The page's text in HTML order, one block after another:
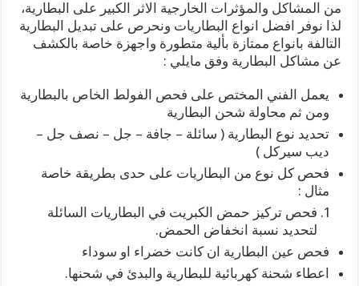
من المشاكل والمؤثرات الخارجية الاثر الكبير على البطارية،
لذا نوفر افضل انواع البطاريات ونحرص على تبديل البطارية
التالفة بانواع ممتازة بألية متطورة واجهزة خاصة بالكشف
عن مشاكل البطارية وفق مايلي :
يعمل الفني المختص على فحص الفولط الخاص بالبطارية
ومن ثم محاولة شحن البطارية
تحديد نوع البطارية ( سائلة – جافة – جل – نصف جل –
ديب سيركل )
فحص كل نوع من البطاريات على حدى بطريقة خاصة
مثال :
فحص تركيز حمض الكبريت في البطاريات السائلة
لتحديد نسبة انخفاض الحمض.
فحص عين البطارية ان كانت خضراء او سوداء
اعطاء شحنة كهربائية للبطارية والبدئ في شحنها.